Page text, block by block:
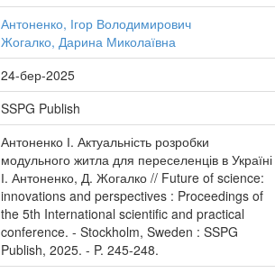
Антоненко, Ігор Володимирович
Жогалко, Дарина Миколаївна
24-бер-2025
SSPG Publish
Антоненко І. Актуальність розробки
модульного житла для переселенців в
І. Антоненко, Д. Жогалко // Future of science:
innovations and perspectives : Proceedings of
the 5th International scientific and practical
conference. - Stockholm, Sweden : SSPG
Publish, 2025. - P. 245-248.